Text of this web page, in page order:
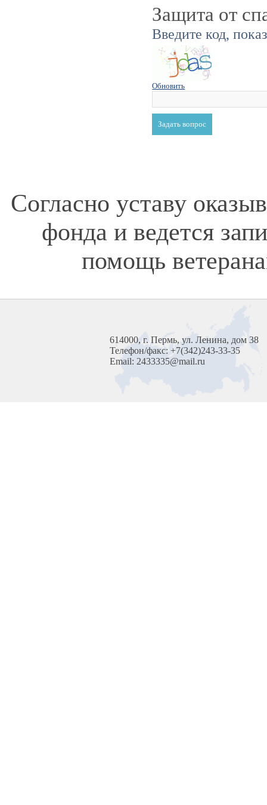
Защита от
Введите код,
Обновить
Согласно уставу
фонда и ведется
помощь
614000, г. Пермь, ул. Ленина, дом 38
Телефон/факс: +7(342)243-33-35
Email: 2433335@mail.ru